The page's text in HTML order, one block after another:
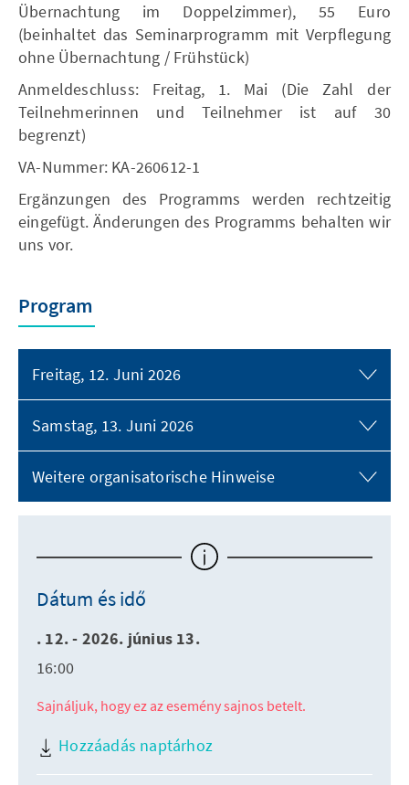
Übernachtung im Doppelzimmer), 55 Euro
(beinhaltet das Seminarprogramm mit Verpflegung
ohne Übernachtung / Frühstück)
Anmeldeschluss: Freitag, 1. Mai (Die Zahl der
Teilnehmerinnen und Teilnehmer ist auf 30
begrenzt)
VA-Nummer: KA-260612-1
Ergänzungen des Programms werden rechtzeitig
eingefügt. Änderungen des Programms behalten wir
uns vor.
Program
Freitag, 12. Juni 2026
Samstag, 13. Juni 2026
Weitere organisatorische Hinweise
Dátum és idő
. 12. - 2026. június 13.
16:00
Sajnáljuk, hogy ez az esemény sajnos betelt.
Hozzáadás naptárhoz